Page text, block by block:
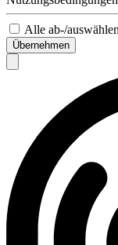
Alle ab-/auswählen
Übernehmen